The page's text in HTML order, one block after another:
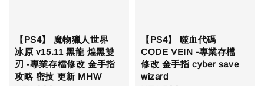
【PS4】 魔物獵人世界
冰原 v15.11 黑龍 煌黑雙
刃 -專業存檔修改 金手指
攻略 密技 更新 MHW
【PS4】 噬血代碼
CODE VEIN -專業存檔
修改 金手指 cyber save
wizard